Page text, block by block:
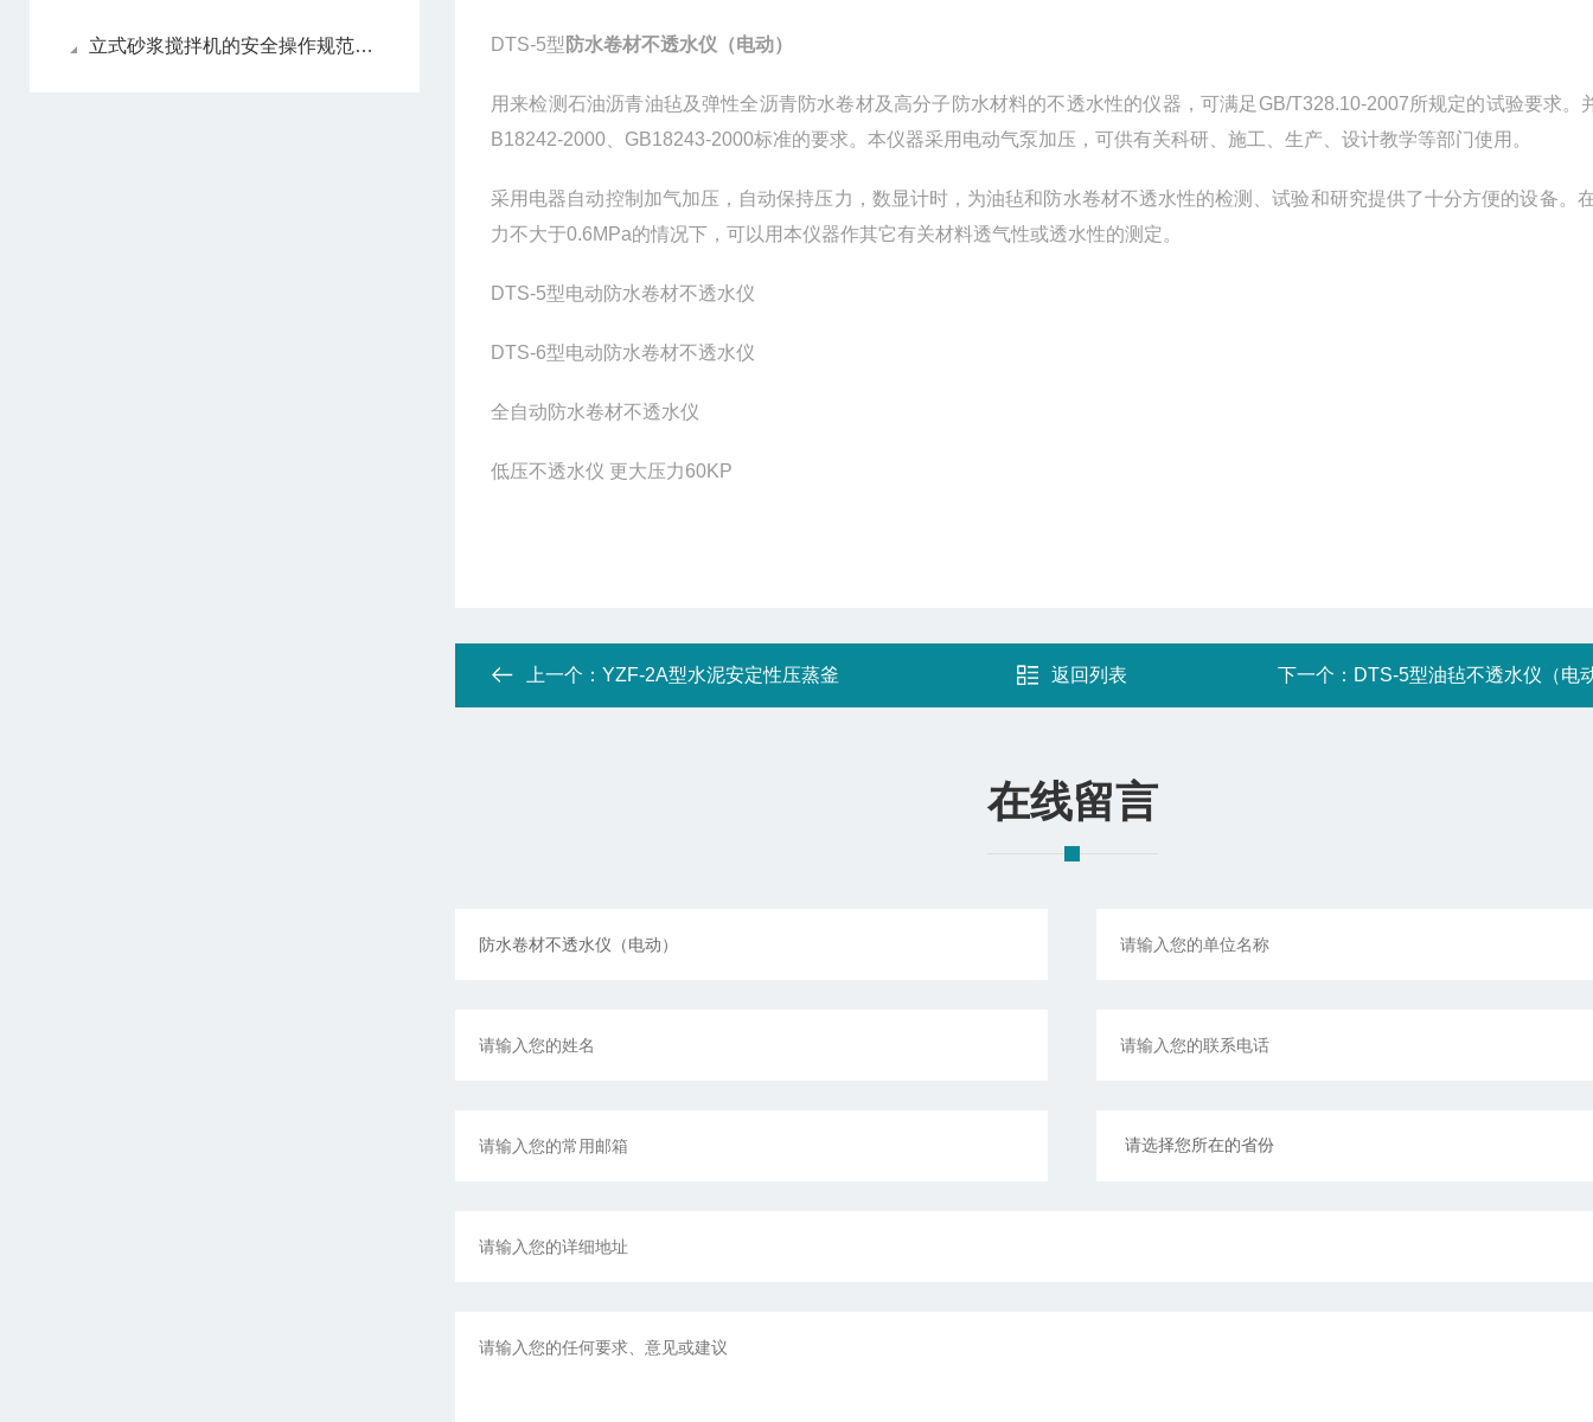
立式砂浆搅拌机的安全操作规范与防护措施 DTS-5型 防水卷材不透水仪（电动）
用来检测石油沥青油毡及弹性全沥青防水卷材及高分子防水材料的不透水性的仪器，可满足 GB/T328.10-2007所规定的试验要求。
B18242-2000
GB18243-2000标准的要求。本仪器采用电动气泵加压，可供有关科研、施工、生产、设计教学等部门使用。
采用电器自动控制加气加压，自动保持压力，数显计时，为油毡和防水卷材不透水性的检测、试验和研究提供了十分方便的设备。
力不大于0.6MPa的情况下，可以用本仪器作其它有关材料透气性或透水性的测定。
DTS-5型电动防水卷材不透水仪
DTS-6型电动防水卷材不透水仪
全自动防水卷材不透水仪
低压不透水仪 更大压力60KP
上一个： YZF-2A型水泥安定性压蒸釜 返回列表 下一个： DTS-5型油毡不透水仪（电
在线留言